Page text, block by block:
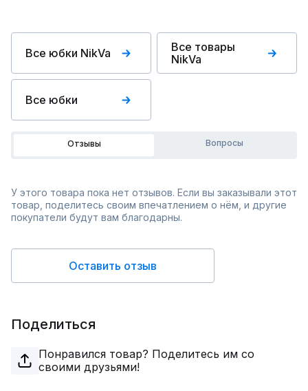
Все юбки NikVa
Все товары
NikVa
Все юбки
Отзывы Вопросы
У этого товара пока нет отзывов. Если вы заказывали этот
товар, поделитесь своим впечатлением о нём, и другие
покупатели будут вам благодарны.
Оставить отзыв
Поделиться
Понравился товар? Поделитесь им со
своими друзьями!